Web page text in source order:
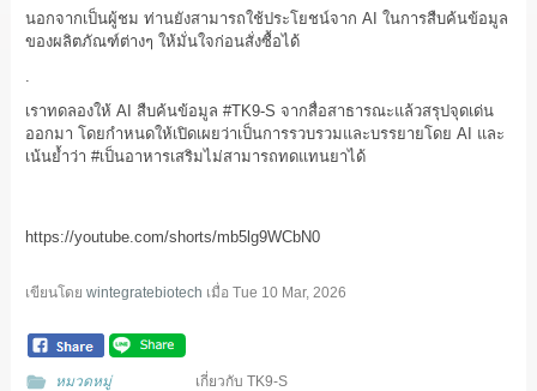
นอกจากเป็นผู้ชม ท่านยังสามารถใช้ประโยชน์จาก AI ในการสืบค้นข้อมูล
ของผลิตภัณฑ์ต่างๆ ให้มั่นใจก่อนสั่งซื้อได้
เราทดลองให้ AI สืบค้นข้อมูล #TK9-S จากสื่อสาธารณะแล้วสรุปจุดเด่น
ออกมา โดยกำหนดให้เปิดเผยว่าเป็นการรวบรวมและบรรยายโดย AI และ
เน้นย้ำว่า #เป็นอาหารเสริมไม่สามารถทดแทนยาได้
https://youtube.com/shorts/mb5lg9WCbN0
เขียนโดย wintegratebiotech เมื่อ Tue 10 Mar, 2026
หมวดหมู่ เกี่ยวกับ TK9-S